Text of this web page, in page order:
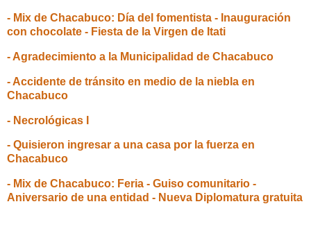
- Mix de Chacabuco: Día del fomentista - Inauguración
con chocolate - Fiesta de la Virgen de Itati
- Agradecimiento a la Municipalidad de Chacabuco
- Accidente de tránsito en medio de la niebla en
Chacabuco
- Necrológicas I
- Quisieron ingresar a una casa por la fuerza en
Chacabuco
- Mix de Chacabuco: Feria - Guiso comunitario -
Aniversario de una entidad - Nueva Diplomatura gratuita